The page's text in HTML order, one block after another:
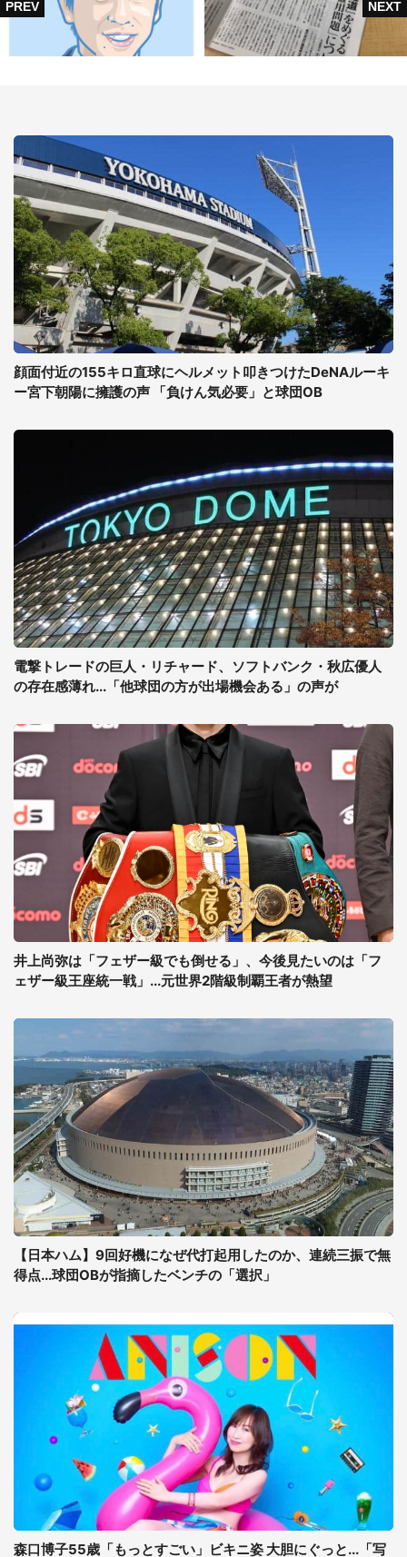
顔面付近の155キロ直球にヘルメット叩きつけたDeNAルーキ
ー宮下朝陽に擁護の声 「負けん気必要」と球団OB
電撃トレードの巨人・リチャード、ソフトバンク・秋広優人
の存在感薄れ...「他球団の方が出場機会ある」の声が
井上尚弥は「フェザー級でも倒せる」、今後見たいのは「フ
ェザー級王座統一戦」...元世界2階級制覇王者が熱望
【日本ハム】9回好機になぜ代打起用したのか、連続三振で無
得点...球団OBが指摘したベンチの「選択」
森口博子55歳「もっとすごい」ビキニ姿 大胆にぐっと...「写